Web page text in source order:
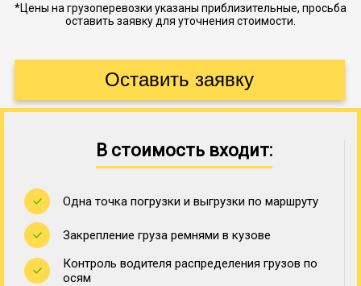
*Цены на грузоперевозки указаны приблизительные, просьба
оставить заявку для уточнения стоимости.
В стоимость входит:
Одна точка погрузки и выгрузки по маршруту
Закрепление груза ремнями в кузове
Контроль водителя распределения грузов по
осям